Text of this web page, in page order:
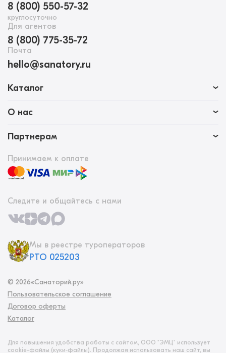
8 (800) 550-57-32
круглосуточно
Для агентов
8 (800) 775-35-72
Почта
hello@sanatory.ru
Каталог
О нас
Партнерам
Принимаем к оплате
Следите и общайтесь с нами
Мы в реестре туроператоров
РТО 025203
© 2026«Санаторий.ру»
Пользовательское соглашение
Договор оферты
Каталог
Для повышения удобства работы с сайтом, ООО "ЭМЦ" использует
cookie-файлы (куки‑файлы). Продолжая использовать наш сайт, вы